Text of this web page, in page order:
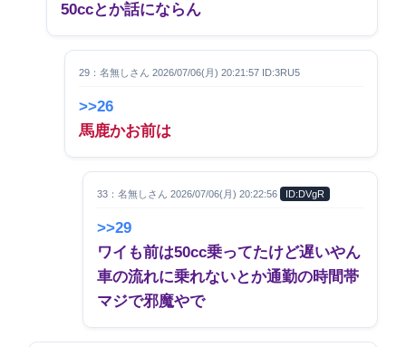
50ccとか話にならん
29：名無しさん 2026/07/06(月) 20:21:57 ID:3RU5
>>26
馬鹿かお前は
33：名無しさん 2026/07/06(月) 20:22:56 ID:DVgR
>>29
ワイも前は50cc乗ってたけど遅いやん
車の流れに乗れないとか通勤の時間帯
マジで邪魔やで